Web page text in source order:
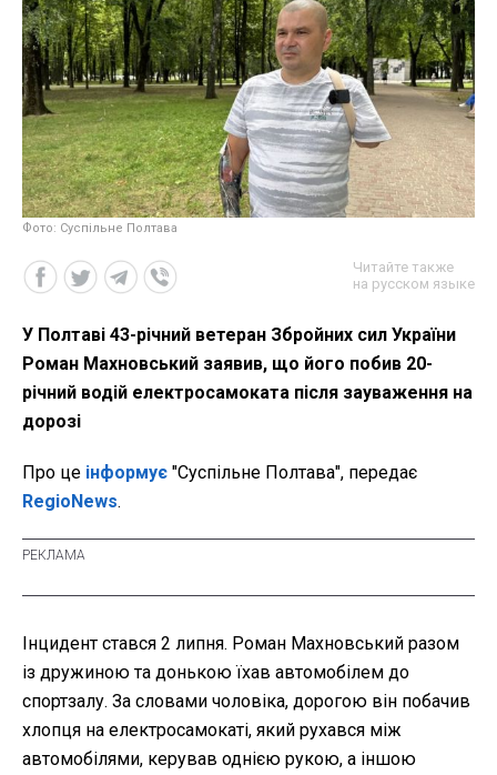
Фото: Суспільне Полтава
Читайте также
на русском языке
У Полтаві 43-річний ветеран Збройних сил України
Роман Махновський заявив, що його побив 20-
річний водій електросамоката після зауваження на
дорозі
Про це інформує "Суспільне Полтава", передає
RegioNews.
Інцидент стався 2 липня. Роман Махновський разом
із дружиною та донькою їхав автомобілем до
спортзалу. За словами чоловіка, дорогою він побачив
хлопця на електросамокаті, який рухався між
автомобілями, керував однією рукою, а іншою